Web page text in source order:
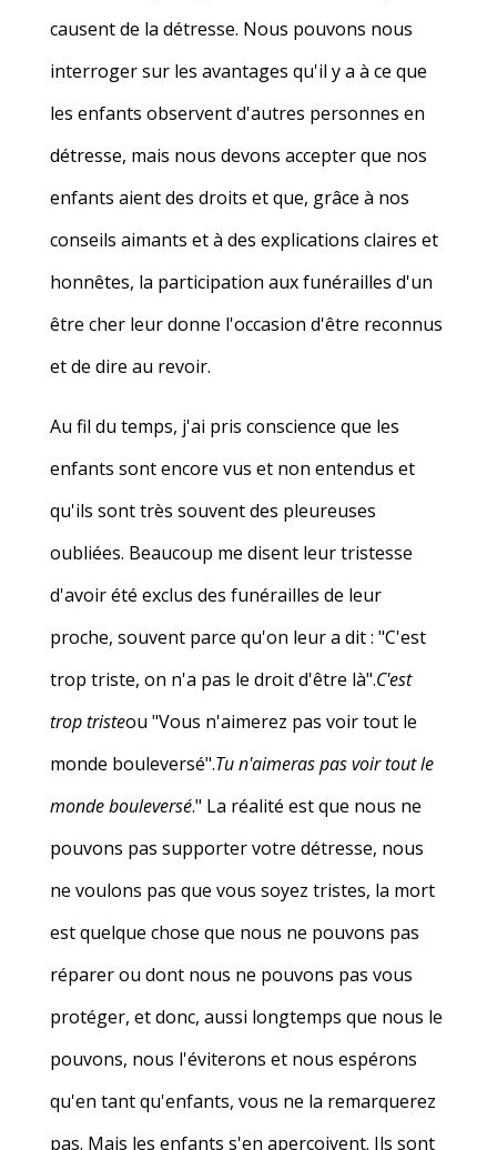
causent de la détresse. Nous pouvons nous
interroger sur les avantages qu'il y a à ce que
les enfants observent d'autres personnes en
détresse, mais nous devons accepter que nos
enfants aient des droits et que, grâce à nos
conseils aimants et à des explications claires et
honnêtes, la participation aux funérailles d'un
être cher leur donne l'occasion d'être reconnus
et de dire au revoir.
Au fil du temps, j'ai pris conscience que les
enfants sont encore vus et non entendus et
qu'ils sont très souvent des pleureuses
oubliées. Beaucoup me disent leur tristesse
d'avoir été exclus des funérailles de leur
proche, souvent parce qu'on leur a dit : "C'est
trop triste, on n'a pas le droit d'être là".C'est
trop tristeou "Vous n'aimerez pas voir tout le
monde bouleversé".Tu n'aimeras pas voir tout le
monde bouleversé." La réalité est que nous ne
pouvons pas supporter votre détresse, nous
ne voulons pas que vous soyez tristes, la mort
est quelque chose que nous ne pouvons pas
réparer ou dont nous ne pouvons pas vous
protéger, et donc, aussi longtemps que nous le
pouvons, nous l'éviterons et nous espérons
qu'en tant qu'enfants, vous ne la remarquerez
pas. Mais les enfants s'en aperçoivent. Ils sont